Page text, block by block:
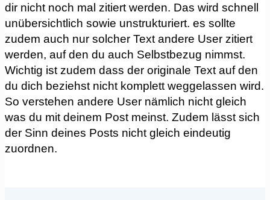
dir nicht noch mal zitiert werden. Das wird schnell
unübersichtlich sowie unstrukturiert. es sollte
zudem auch nur solcher Text andere User zitiert
werden, auf den du auch Selbstbezug nimmst.
Wichtig ist zudem dass der originale Text auf den
du dich beziehst nicht komplett weggelassen wird.
So verstehen andere User nämlich nicht gleich
was du mit deinem Post meinst. Zudem lässt sich
der Sinn deines Posts nicht gleich eindeutig
zuordnen.